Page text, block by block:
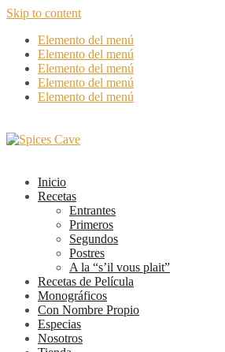
Skip to content
Elemento del menú
Elemento del menú
Elemento del menú
Elemento del menú
Elemento del menú
Inicio
Recetas
Entrantes
Primeros
Segundos
Postres
A la “s’il vous plait”
Recetas de Película
Monográficos
Con Nombre Propio
Especias
Nosotros